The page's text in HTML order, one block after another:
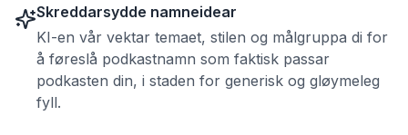
Skreddarsydde namneidear
KI-en vår vektar temaet, stilen og målgruppa di for
å føreslå podkastnamn som faktisk passar
podkasten din, i staden for generisk og gløymeleg
fyll.